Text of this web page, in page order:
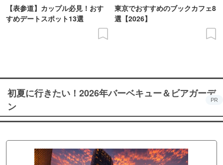
【表参道】カップル必見！おす
すめデートスポット13選
東京でおすすめのブックカフェ8
選【2026】
初夏に行きたい！2026年バーベキュー＆ビアガーデ
ン
PR